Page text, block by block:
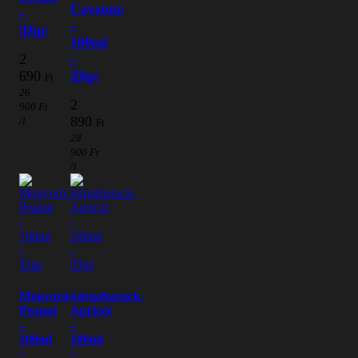
–
|Dip|
2
690 Ft
26
900 Ft
/l
Cayenne
–
100ml
–
|Dip|
2
890 Ft
28
900 Ft
/l
Mogyoró-
Peanut
–
100ml
–
Sárgabarack-
Apricot
–
100ml
–